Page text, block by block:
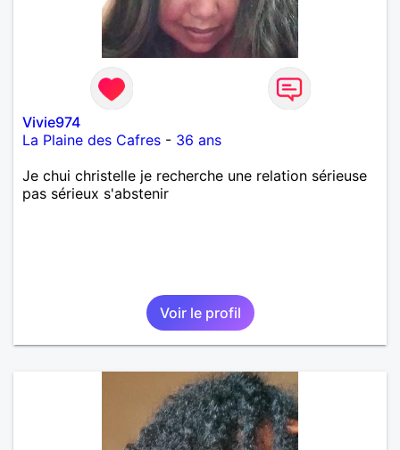
Vivie974
La Plaine des Cafres - 36 ans
Je chui christelle je recherche une relation sérieuse
pas sérieux s'abstenir
Voir le profil